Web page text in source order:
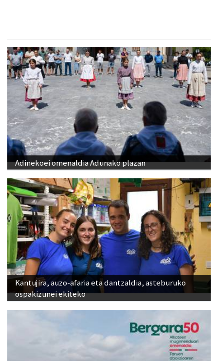
Adinekoei omenaldia Adunako plazan
Kantujira, auzo-afaria eta dantzaldia, asteburuko
ospakizunei ekiteko